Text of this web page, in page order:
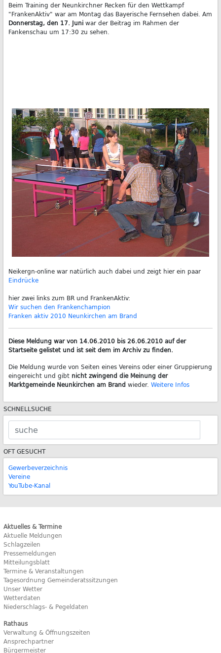
Beim Training der Neunkirchner Recken für den Wettkampf
"FrankenAktiv" war am Montag das Bayerische Fernsehen dabei. Am
Donnerstag, den 17. Juni war der Beitrag im Rahmen der
Fankenschau um 17:30 zu sehen.
Neikergn-online war natürlich auch dabei und zeigt hier ein paar
Eindrücke
hier zwei links zum BR und FrankenAktiv:
Wir suchen den Frankenchampion
Franken aktiv 2010 Neunkirchen am Brand
Diese Meldung war von 14.06.2010 bis 26.06.2010 auf der
Startseite gelistet und ist seit dem im Archiv zu finden.
Die Meldung wurde von Seiten eines Vereins oder einer Gruppierung
eingereicht und gibt nicht zwingend die Meinung der
Marktgemeinde Neunkirchen am Brand wieder. Weitere Infos
SCHNELLSUCHE
OFT GESUCHT
Gewerbeverzeichnis
Vereine
YouTube-Kanal
Aktuelles & Termine
Aktuelle Meldungen
Schlagzeilen
Pressemeldungen
Mitteilungsblatt
Termine & Veranstaltungen
Tagesordnung Gemeinderatssitzungen
Unser Wetter
Wetterdaten
Niederschlags- & Pegeldaten
Rathaus
Verwaltung & Öffnungszeiten
Ansprechpartner
Bürgermeister